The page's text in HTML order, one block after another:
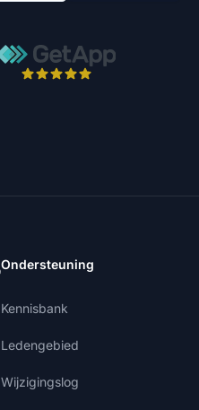
Ondersteuning
Kennisbank
Ledengebied
Wijzigingslog